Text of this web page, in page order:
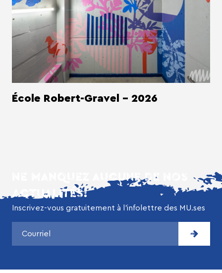
École Robert-Gravel - 2026
NE MANQUEZ AUCUNE DE NOS
ACTUALITÉS!
Inscrivez-vous gratuitement à l’infolettre des MU.ses